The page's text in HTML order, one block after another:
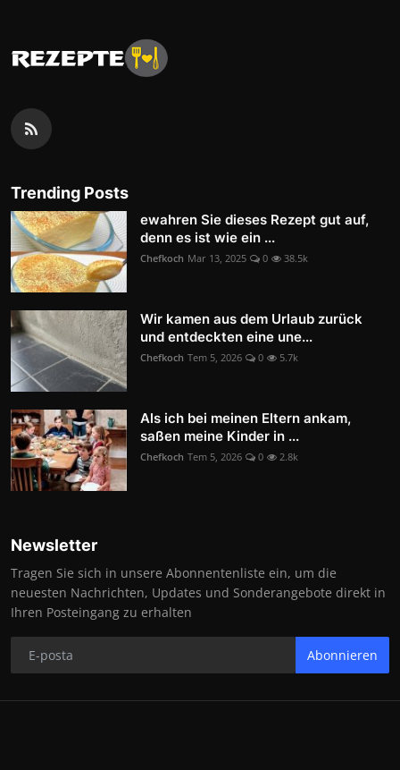
Trending Posts
ewahren Sie dieses Rezept gut auf,
denn es ist wie ein ...
Chefkoch Mar 13, 2025 0 38.5k
Wir kamen aus dem Urlaub zurück
und entdeckten eine une...
Chefkoch Tem 5, 2026 0 5.7k
Als ich bei meinen Eltern ankam,
saßen meine Kinder in ...
Chefkoch Tem 5, 2026 0 2.8k
Newsletter
Tragen Sie sich in unsere Abonnentenliste ein, um die
neuesten Nachrichten, Updates und Sonderangebote direkt in
Ihren Posteingang zu erhalten
Abonnieren